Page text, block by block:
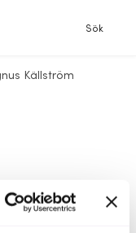
Sök
Källström